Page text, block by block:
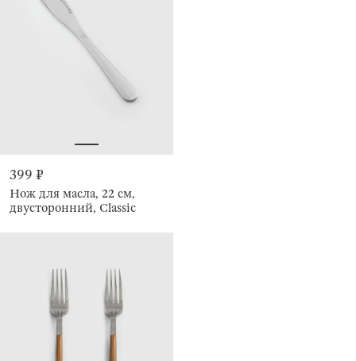
399 ₽
Нож для масла, 22 см,
двусторонний, Classic